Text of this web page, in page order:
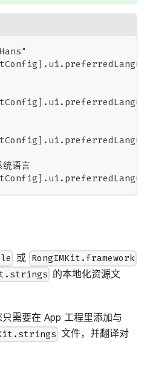
语言
或 RongIMKit.framework
的本地化资源文
只需要在 App 工程里添加与
文件，并翻译对